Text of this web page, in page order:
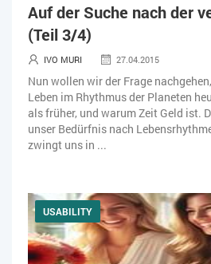
Auf der Suche nach der
(Teil 3/4)
IVO MURI 27.04.2015
Nun wollen wir der Frage
Leben im Rhythmus der Planeten
als früher, und warum Zeit Geld ist.
unser Bedürfnis nach
zwingt uns in ...
USABILITY